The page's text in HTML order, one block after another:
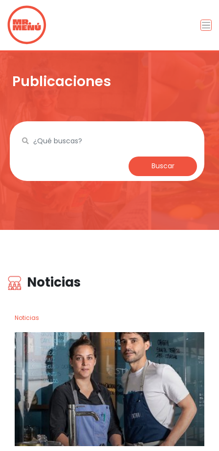
Publicaciones
Buscar
Noticias
Noticias